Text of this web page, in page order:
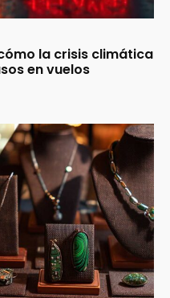
la crisis climática
en vuelos